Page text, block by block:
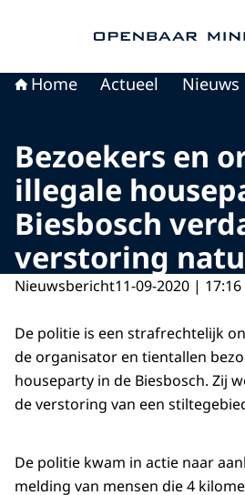
Home Actueel Nieuws
Bezoekers en
illegale
Biesbosch
verstoring
Nieuwsbericht11-09-2020 | 17:16
De politie is een strafrechtelijk
de organisator en tientallen
houseparty in de Biesbosch. Zij
de verstoring van een
De politie kwam in actie naar
melding van mensen die 4